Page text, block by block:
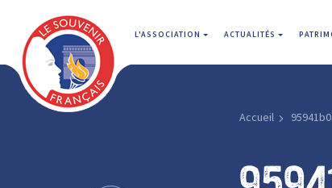
L'ASSOCIATION ACTUALITÉS
Accueil